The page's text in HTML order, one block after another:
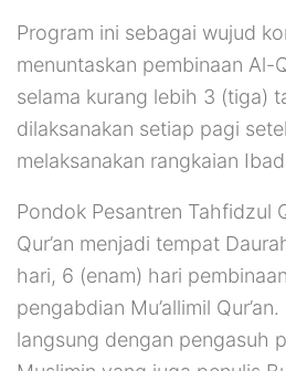
Program ini sebagai wujud
menuntaskan pembinaan Al-
selama kurang lebih 3 (tiga)
dilaksanakan setiap pagi
melaksanakan rangkaian
Pondok Pesantren Tahfidzul
Qur’an menjadi tempat
hari, 6 (enam) hari
pengabdian Mu’allimil
langsung dengan pengasuh